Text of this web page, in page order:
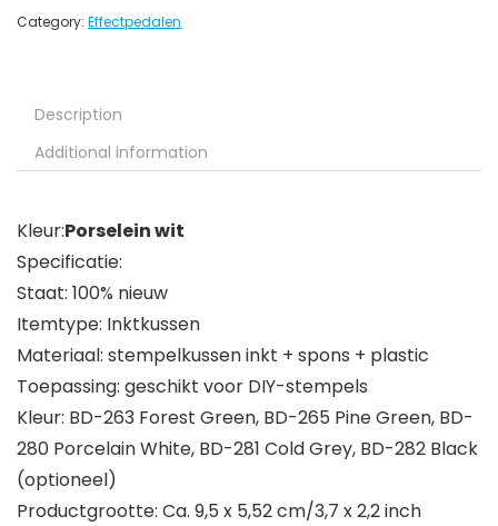
Category: Effectpedalen
Description
Additional information
Kleur:Porselein wit
Specificatie:
Staat: 100% nieuw
Itemtype: Inktkussen
Materiaal: stempelkussen inkt + spons + plastic
Toepassing: geschikt voor DIY-stempels
Kleur: BD-263 Forest Green, BD-265 Pine Green, BD-
280 Porcelain White, BD-281 Cold Grey, BD-282 Black
(optioneel)
Productgrootte: Ca. 9,5 x 5,52 cm/3,7 x 2,2 inch